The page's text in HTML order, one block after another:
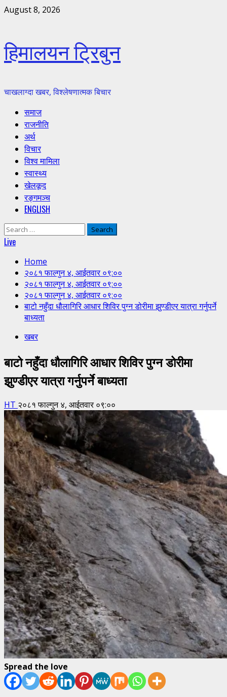
Skip
August 8, 2026
हिमालयन ट्रिबुन
चाखलाग्दा खबर, विश्लेषणात्मक बिचार
Primary
Menu
समाज
राजनीति
अर्थ
विचार
विश्व मामिला
स्वास्थ्य
खेलकूद
रङ्गमञ्च
ENGLISH
Search
for:
Live
Home
२०८१ फाल्गुन ४, आईतवार ०९:००
२०८१ फाल्गुन ४, आईतवार ०९:००
२०८१ फाल्गुन ४, आईतवार ०९:००
बाटो नहुँदा धौलागिरि आधार शिविर पुग्न डोरीमा झुण्डीएर यात्रा गर्नुपर्ने
बाध्यता
खबर
बाटो नहुँदा धौलागिरि आधार शिविर पुग्न डोरीमा
झुण्डीएर यात्रा गर्नुपर्ने बाध्यता
HT २०८१ फाल्गुन ४, आईतवार ०९:००
Spread the love